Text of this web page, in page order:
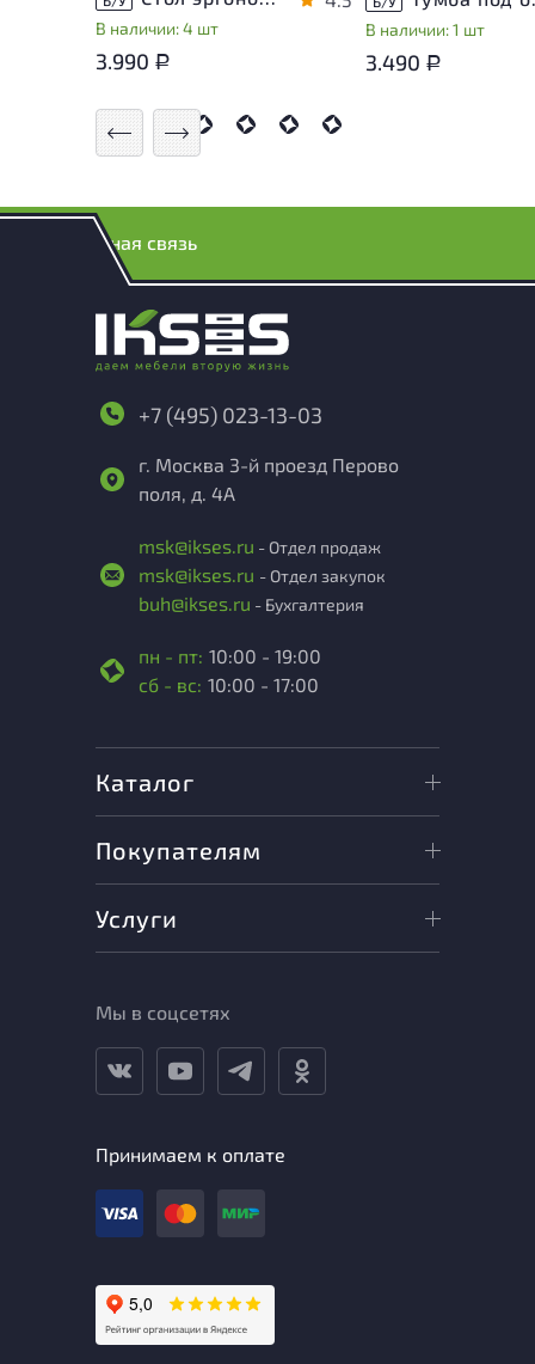
В наличии: 4 шт
3.990 Р
В наличии: 1 шт
3.490 Р
Обратная связь
+7 (495) 023-13-03
г. Москва 3-й проезд Перово
поля, д. 4А
msk@ikses.ru - Отдел продаж
msk@ikses.ru - Отдел закупок
buh@ikses.ru - Бухгалтерия
пн - пт: 10:00 - 19:00
сб - вс: 10:00 - 17:00
Каталог
Покупателям
Услуги
Мы в соцсетях
Принимаем к оплате